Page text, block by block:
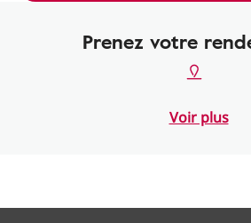
Prenez votre
Voir plus